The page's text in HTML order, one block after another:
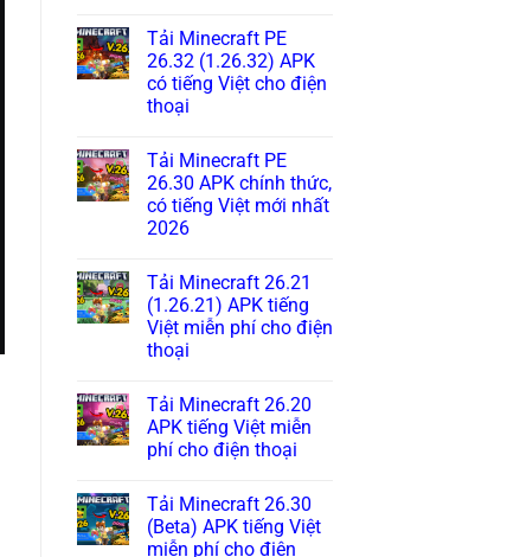
Tải Minecraft PE
26.32 (1.26.32) APK
có tiếng Việt cho điện
thoại
Tải Minecraft PE
26.30 APK chính thức,
có tiếng Việt mới nhất
2026
Tải Minecraft 26.21
(1.26.21) APK tiếng
Việt miễn phí cho điện
thoại
Tải Minecraft 26.20
APK tiếng Việt miễn
phí cho điện thoại
Tải Minecraft 26.30
(Beta) APK tiếng Việt
miễn phí cho điện